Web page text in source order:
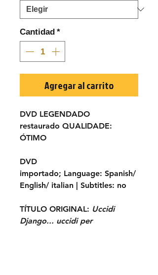
Cantidad *
Agregar al carrito
DVD LEGENDADO
restaurado QUALIDADE:
ÓTIMO
DVD
importado; Language: Spanish/
English/ italian | Subtitles: no
TÍTULO ORIGINAL: Uccidi
Django... uccidi per